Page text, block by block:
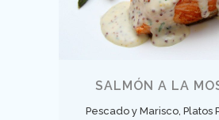
SALMÓN A LA
Pescado y Marisco, Platos